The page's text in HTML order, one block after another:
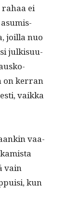
rahaa ei
joil­la nuo
julk­isu­u­
on ker­ran
vaik­ka
vaa­
vain
kun